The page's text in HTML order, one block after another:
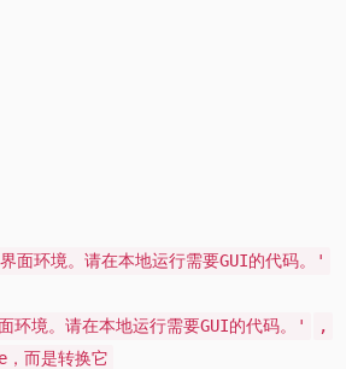
环境。请在本地运行需要GUI的代码。'
境。请在本地运行需要GUI的代码。'
,
，而是转换它